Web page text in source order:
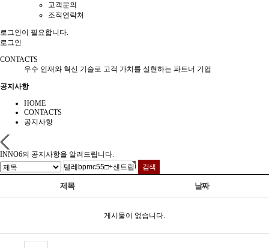
고객문의
조직연락처
로그인이 필요합니다.
로그인
CONTACTS
우수 인재와 혁신 기술로 고객 가치를 실현하는 파트너 기업
공지사항
HOME
CONTACTS
공지사항
INNO6의 공지사항을 알려드립니다.
제목 날짜
게시물이 없습니다.